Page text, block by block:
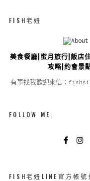
FISH老妞
美食餐廳|蜜月旅行|飯店
攻略|約會景
有事找我歡迎來信：
FOLLOW ME
FISH老妞LINE官方帳號